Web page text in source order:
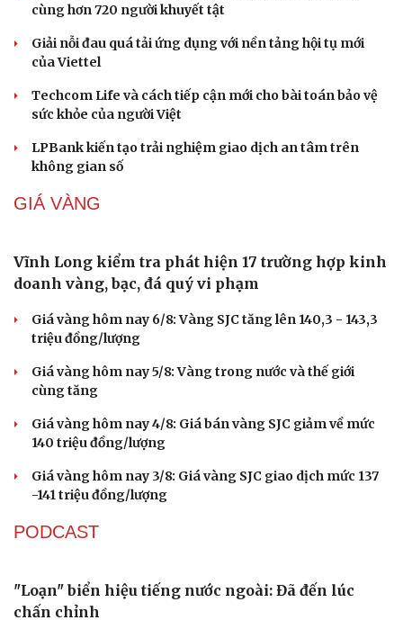
Du lịch
Tư vấn
Săn Tour
Câu chuyện thời sự
cùng hơn 720 người khuyết tật
Giải nỗi đau quá tải ứng dụng với nền tảng hội tụ mới
của Viettel
Techcom Life và cách tiếp cận mới cho bài toán bảo vệ
sức khỏe của người Việt
LPBank kiến tạo trải nghiệm giao dịch an tâm trên
không gian số
GIÁ VÀNG
Vĩnh Long kiểm tra phát hiện 17 trường hợp kinh
doanh vàng, bạc, đá quý vi phạm
triệu đồng/lượng
cùng tăng
Giá vàng hôm nay 4/8: Giá bán vàng SJC giảm về mức